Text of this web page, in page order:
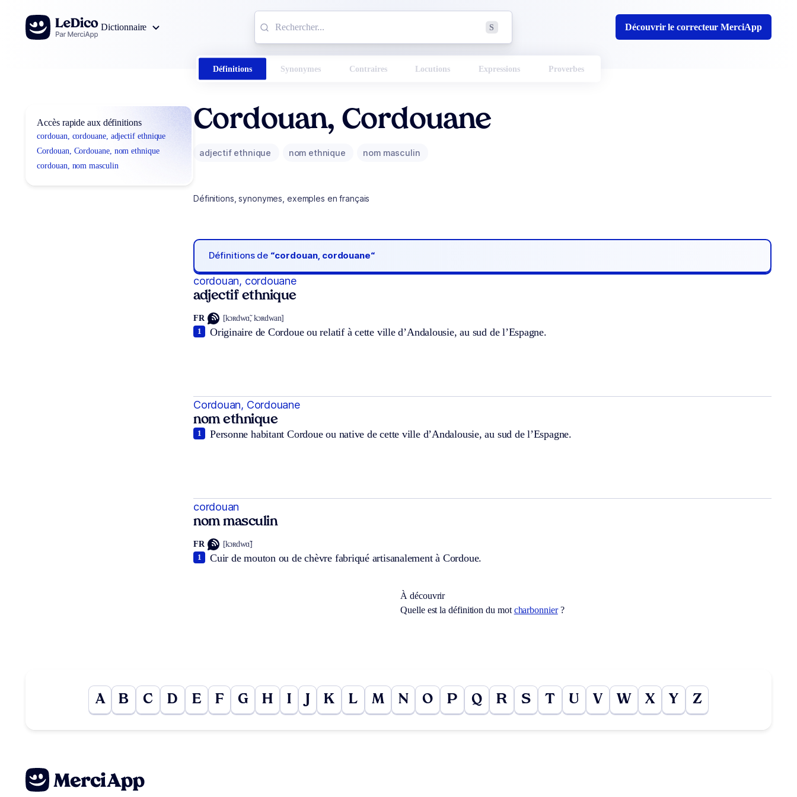
Aller au contenu
Dictionnaire
S Découvrir le correcteur MerciApp
Définitions Synonymes Contraires Locutions Expressions Proverbes
Accès rapide aux définitions
cordouan, cordouane, adjectif ethnique
Cordouan, Cordouane, nom ethnique
cordouan, nom masculin
Cordouan, Cordouane
adjectif ethnique nom ethnique nom masculin
Définitions, synonymes, exemples en français
Définitions de “cordouan, cordouane“
cordouan, cordouane
adjectif ethnique
FR [kɔʀdwɑ̃, kɔʀdwan]
Originaire de Cordoue ou relatif à cette ville d’Andalousie, au sud de l’Espagne.
1
Cordouan, Cordouane
nom ethnique
Personne habitant Cordoue ou native de cette ville d’Andalousie, au sud de l’Espagne.
1
cordouan
nom masculin
FR [kɔʀdwɑ̃]
Cuir de mouton ou de chèvre fabriqué artisanalement à Cordoue.
1
À découvrir
Quelle est la définition du mot charbonnier?
A B C D E F G H I K L M N O P Q R S T U V W X Y Z